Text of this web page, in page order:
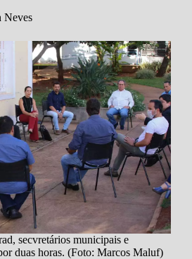
Neves
secvretários municipais e
duas horas. (Foto: Marcos Maluf)